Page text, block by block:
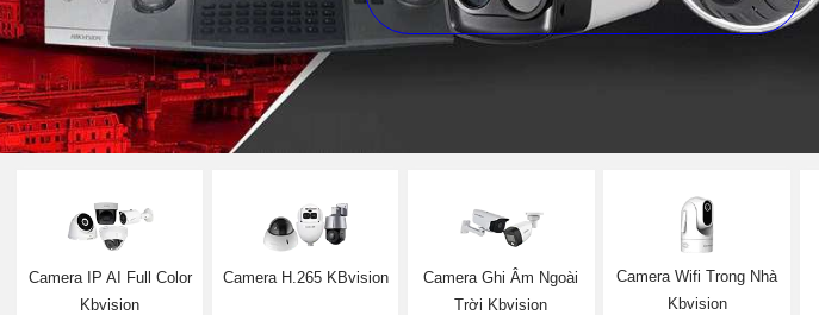
Camera IP AI Full Color
Kbvision
Camera H.265 KBvision
Camera Ghi Âm Ngoài
Trời Kbvision
Camera Wifi Trong Nhà
Kbvision